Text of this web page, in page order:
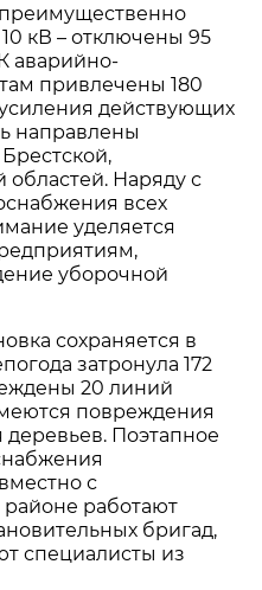
кВ – отключены 95
аварийно-
привлечены 180
действующих
направлены
Наряду с
всех
уделяется
уборочной
сохраняется в
затронула 172
20 линий
повреждения
Поэтапное
с
работают
бригад,
специалисты из